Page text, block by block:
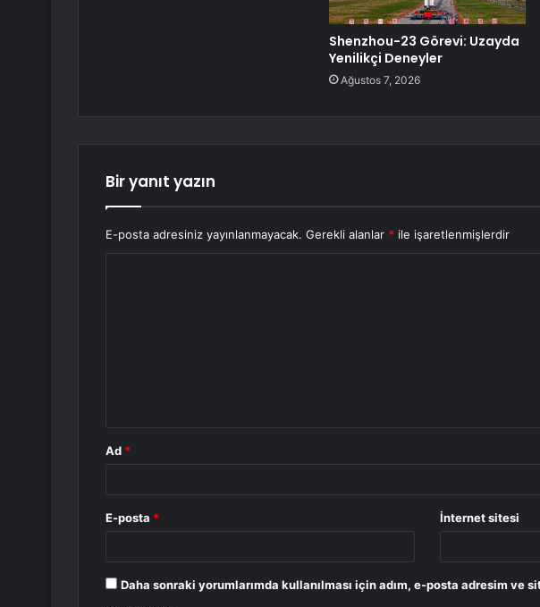
Shenzhou-23 Görevi: Uzayda
Yenilikçi Deneyler
Ağustos 7, 2026
Bir yanıt yazın
E-posta adresiniz yayınlanmayacak. Gerekli alanlar * ile işaretlenmişlerdir
Ad *
E-posta * İnternet sitesi
Daha sonraki yorumlarımda kullanılması için adım, e-posta adresim ve